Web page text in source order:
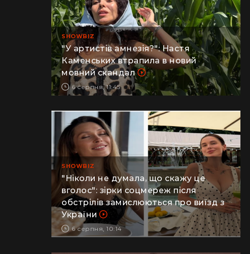
SHOWBIZ
"У артистів амнезія?": Настя
Каменських втрапила в новий
мовний скандал
6 серпня, 11:45
SHOWBIZ
"Ніколи не думала, що скажу це
вголос": зірки соцмереж після
обстрілів замислюються про виїзд з
України
6 серпня, 10:14